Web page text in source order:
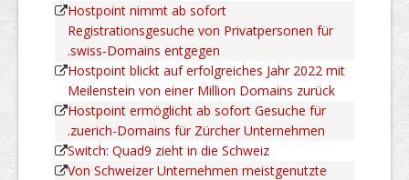
Hostpoint nimmt ab sofort
Registrationsgesuche von Privatpersonen für
.swiss-Domains entgegen
Hostpoint blickt auf erfolgreiches Jahr 2022 mit
Meilenstein von einer Million Domains zurück
Hostpoint ermöglicht ab sofort Gesuche für
.zuerich-Domains für Zürcher Unternehmen
Switch: Quad9 zieht in die Schweiz
Von Schweizer Unternehmen meistgenutzte